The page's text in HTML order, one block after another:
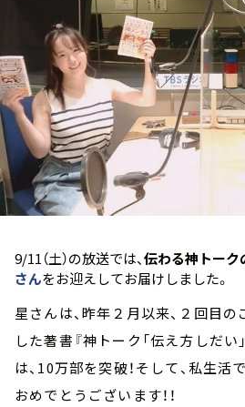
9/11（土）の放送では、伝わる神トーク
さんをお迎えしてお届けしました。
星さんは、昨年２月以来、２回目の
した著書『神トーク「伝え方しだい
は、10万部を突破！そして、私生活
おめでとうございます！！